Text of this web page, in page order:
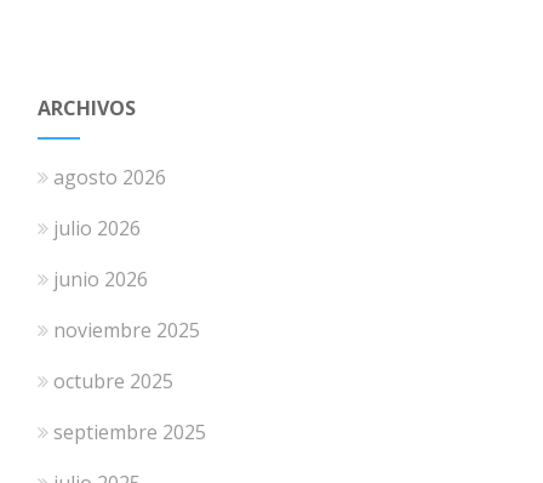
ARCHIVOS
agosto 2026
julio 2026
junio 2026
noviembre 2025
octubre 2025
septiembre 2025